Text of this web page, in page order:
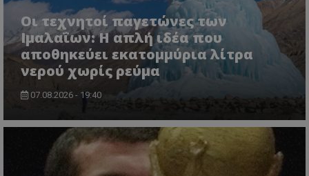
Οι τεχνητοί παγετώνες των
Ιμαλαΐων: Η απλή ιδέα που
αποθηκεύει εκατομμύρια λίτρα
νερού χωρίς ρεύμα
07.08.2026 - 19:40